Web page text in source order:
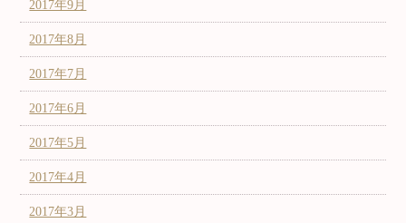
2017年9月
2017年8月
2017年7月
2017年6月
2017年5月
2017年4月
2017年3月